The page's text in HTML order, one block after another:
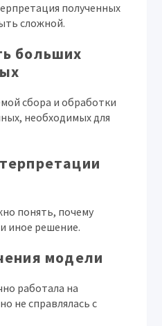
полученных
сложной.
больших
сбора и обработки
необходимых для
понять, почему
иное решение.
модели
работала на
не справлялась с